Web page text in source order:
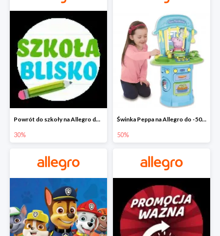
Powrót do szkoły na Allegro do -30%
30%
Świnka Peppa na Allegro do -50%
50%